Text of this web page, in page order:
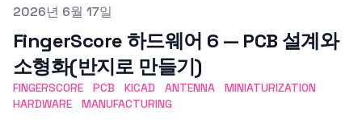
Published on
2026년 6월 17일
FingerScore 하드웨어 6 — PCB 설계와
소형화(반지로 만들기)
FINGERSCORE PCB KICAD ANTENNA
MINIATURIZATION
HARDWARE
MANUFACTURING